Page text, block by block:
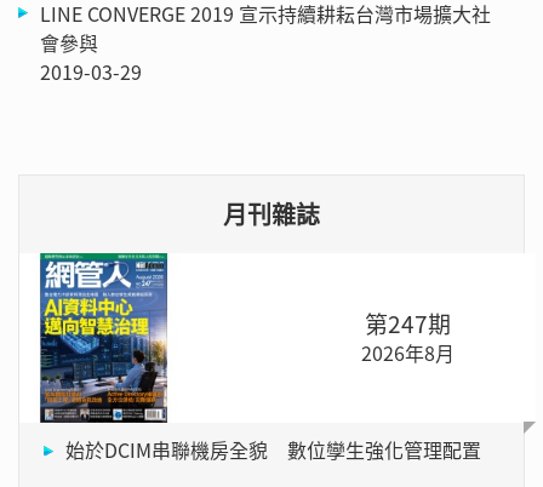
LINE CONVERGE 2019 宣示持續耕耘台灣市場擴大社
會參與
2019-03-29
月刊雜誌
第247期
2026年8月
始於DCIM串聯機房全貌 數位孿生強化管理配置